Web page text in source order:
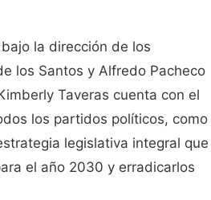
la dirección de los
los Santos y Alfredo Pacheco
Taveras cuenta con el
los partidos políticos, como
legislativa integral que
el año 2030 y erradicarlos